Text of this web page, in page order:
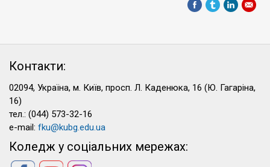
Контакти:
02094, Україна, м. Київ, просп. Л. Каденюка, 16 (Ю. Гагаріна,
16)
тел.: (044) 573-32-16
e-mail: fku@kubg.edu.ua
Коледж у соціальних мережах: